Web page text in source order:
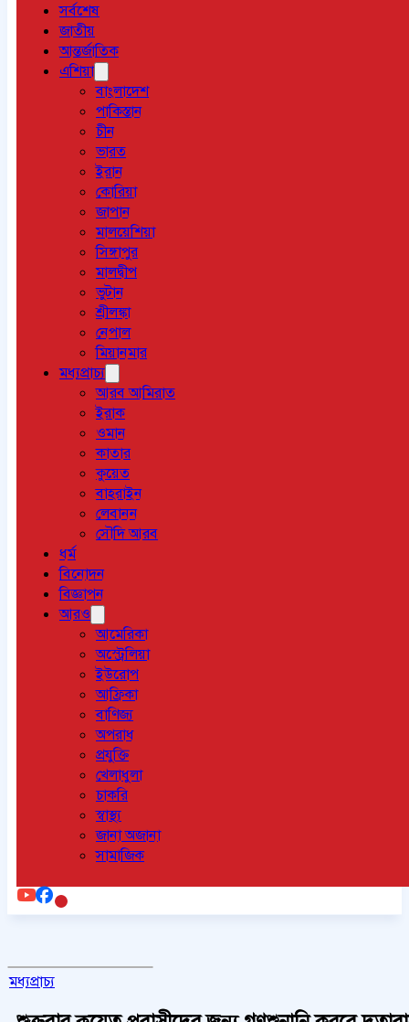
সর্বশেষ
জাতীয়
আন্তর্জাতিক
এশিয়া
বাংলাদেশ
পাকিস্তান
চীন
ভারত
ইরান
কোরিয়া
জাপান
মালয়েশিয়া
সিঙ্গাপুর
মালদ্বীপ
ভুটান
শ্রীলঙ্কা
নেপাল
মিয়ানমার
মধ্যপ্রাচ্য
আরব আমিরাত
ইরাক
ওমান
কাতার
কুয়েত
বাহরাইন
লেবানন
সৌদি আরব
ধর্ম
বিনোদন
বিজ্ঞাপন
আরও
আমেরিকা
অস্ট্রেলিয়া
ইউরোপ
আফ্রিকা
বাণিজ্য
অপরাধ
প্রযুক্তি
খেলাধুলা
চাকরি
স্বাস্থ্য
জানা অজানা
সামাজিক
মধ্যপ্রাচ্য